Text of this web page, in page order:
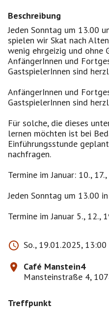
Beschreibung
Jeden Sonntag um 13.00
spielen wir Skat nach
wenig ehrgeizig und ohne
AnfängerInnen und
GastspielerInnen sind
AnfängerInnen und
GastspielerInnen sind
Für solche, die dieses
lernen möchten ist bei
Einführungsstunde
nachfragen.
Termine im Januar: 10.,
Jeden Sonntag um 13.00
Termine im Januar 5., 12.,
So., 19.01.2025, 13:00
Café Manstein4
Mansteinstraße 4,
Treffpunkt